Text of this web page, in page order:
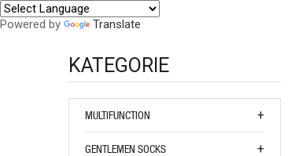
Powered by Translate
KATEGORIE
MULTIFUNCTION
GENTLEMEN SOCKS